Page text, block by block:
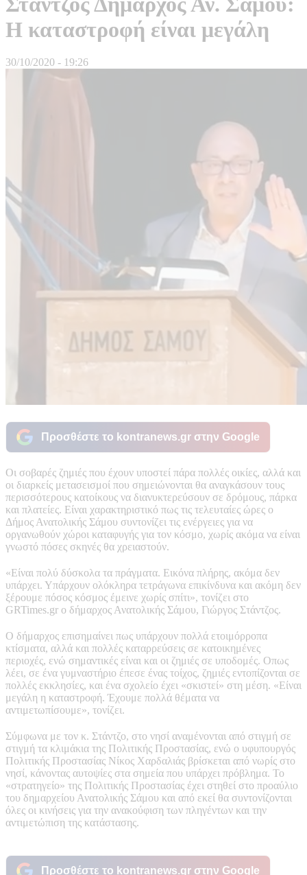
Η καταστροφή είναι μεγάλη
30/10/2020 - 19:26
Προσθέστε το kontranews.gr στην Google
Οι σοβαρές ζημιές που έχουν υποστεί πάρα πολλές οικίες, αλλά και
οι διαρκείς μετασεισμοί που σημειώνονται θα αναγκάσουν τους
περισσότερους κατοίκους να διανυκτερεύσουν σε δρόμους, πάρκα
και πλατείες. Είναι χαρακτηριστικό πως τις τελευταίες ώρες ο
Δήμος Ανατολικής Σάμου συντονίζει τις ενέργειες για να
οργανωθούν χώροι καταφυγής για τον κόσμο, χωρίς ακόμα να είναι
γνωστό πόσες σκηνές θα χρειαστούν.
«Είναι πολύ δύσκολα τα πράγματα. Εικόνα πλήρης, ακόμα δεν
υπάρχει. Υπάρχουν ολόκληρα τετράγωνα επικίνδυνα και ακόμη δεν
ξέρουμε πόσος κόσμος έμεινε χωρίς σπίτι», τονίζει στο
GRTimes.gr ο δήμαρχος Ανατολικής Σάμου, Γιώργος Στάντζος.
Ο δήμαρχος επισημαίνει πως υπάρχουν πολλά ετοιμόρροπα
κτίσματα, αλλά και πολλές καταρρεύσεις σε κατοικημένες
περιοχές, ενώ σημαντικές είναι και οι ζημιές σε υποδομές. Οπως
λέει, σε ένα γυμναστήριο έπεσε ένας τοίχος, ζημιές εντοπίζονται σε
πολλές εκκλησίες, και ένα σχολείο έχει «σκιστεί» στη μέση. «Είναι
μεγάλη η καταστροφή. Έχουμε πολλά θέματα να
αντιμετωπίσουμε», τονίζει.
Σύμφωνα με τον κ. Στάντζο, στο νησί αναμένονται από στιγμή σε
στιγμή τα κλιμάκια της Πολιτικής Προστασίας, ενώ ο υφυπουργός
Πολιτικής Προστασίας Νίκος Χαρδαλιάς βρίσκεται από νωρίς στο
νησί, κάνοντας αυτοψίες στα σημεία που υπάρχει πρόβλημα. Το
«στρατηγείο» της Πολιτικής Προστασίας έχει στηθεί στο προαύλιο
του δημαρχείου Ανατολικής Σάμου και από εκεί θα συντονίζονται
όλες οι κινήσεις για την ανακούφιση των πληγέντων και την
αντιμετώπιση της κατάστασης.
Προσθέστε το kontranews.gr στην Google